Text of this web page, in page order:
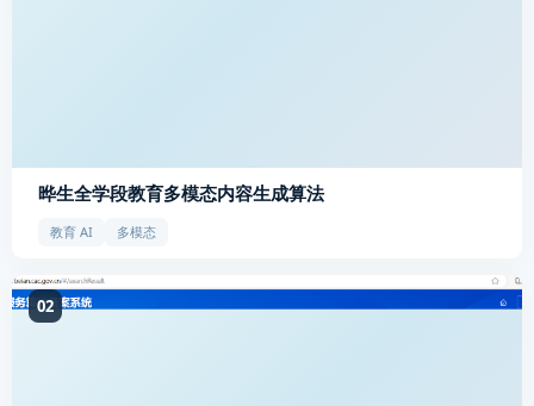
晔生全学段教育多模态内容生成算法
教育 AI 多模态
02